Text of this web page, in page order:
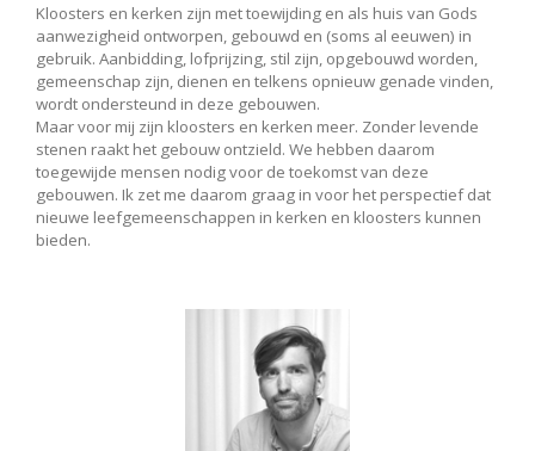
Kloosters en kerken zijn met toewijding en als huis van Gods
aanwezigheid ontworpen, gebouwd en (soms al eeuwen) in
gebruik. Aanbidding, lofprijzing, stil zijn, opgebouwd worden,
gemeenschap zijn, dienen en telkens opnieuw genade vinden,
wordt ondersteund in deze gebouwen.
Maar voor mij zijn kloosters en kerken meer. Zonder levende
stenen raakt het gebouw ontzield. We hebben daarom
toegewijde mensen nodig voor de toekomst van deze
gebouwen. Ik zet me daarom graag in voor het perspectief dat
nieuwe leefgemeenschappen in kerken en kloosters kunnen
bieden.